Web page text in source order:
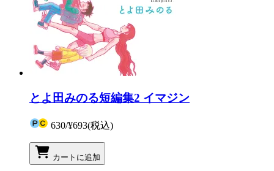
とよ田みのる短編集2 イマジン
630/¥693(税込)
カートに追加